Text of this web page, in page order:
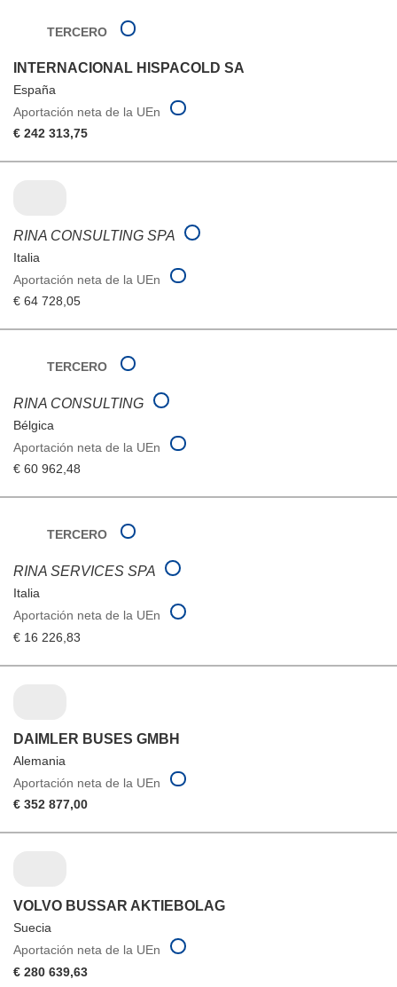
TERCERO
INTERNACIONAL HISPACOLD SA
España
Aportación neta de la UEn
€ 242 313,75
RINA CONSULTING SPA
Italia
Aportación neta de la UEn
€ 64 728,05
TERCERO
RINA CONSULTING
Bélgica
Aportación neta de la UEn
€ 60 962,48
TERCERO
RINA SERVICES SPA
Italia
Aportación neta de la UEn
€ 16 226,83
DAIMLER BUSES GMBH
Alemania
Aportación neta de la UEn
€ 352 877,00
VOLVO BUSSAR AKTIEBOLAG
Suecia
Aportación neta de la UEn
€ 280 639,63